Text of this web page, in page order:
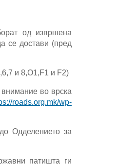
од извршена
се достави (пред
и 8,О1,F1 и F2)
внимание во врска
roads.org.mk/wp-
Одделението за
патишта ги